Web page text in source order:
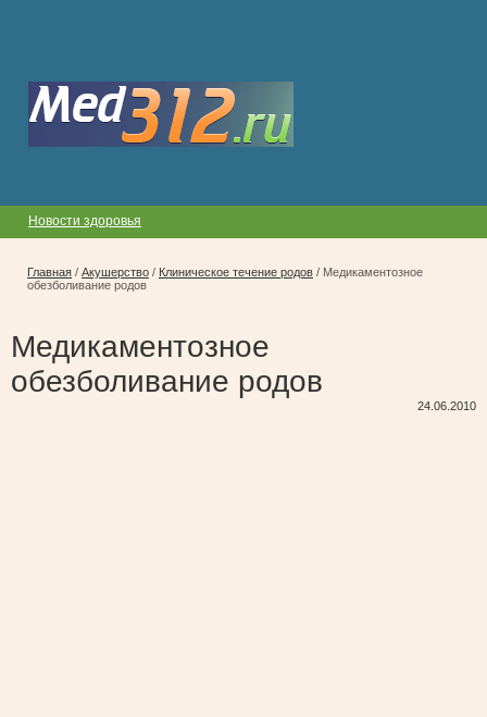
Новости здоровья
Главная / Акушерство / Клиническое течение родов / Медикаментозное
обезболивание родов
Медикаментозное
обезболивание родов
24.06.2010